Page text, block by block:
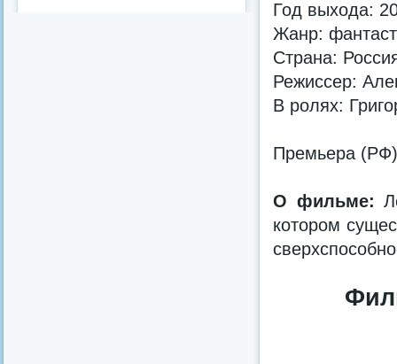
Год выхода:
Жанр:
Страна:
Режиссер:
В ролях:
Премьера
О фильме:
котором